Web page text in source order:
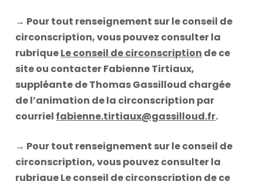
→ Pour tout renseignement sur le conseil de
circonscription, vous pouvez consulter la
rubriqueLe conseil de circonscription de ce
site ou contacter Fabienne Tirtiaux,
suppléante de Thomas Gassilloud chargée
de l’animation de la circonscription par
courriel fabienne.tirtiaux@gassilloud.fr.
→ Pour tout renseignement sur le conseil de
circonscription, vous pouvez consulter la
rubriqueLe conseil de circonscription de ce